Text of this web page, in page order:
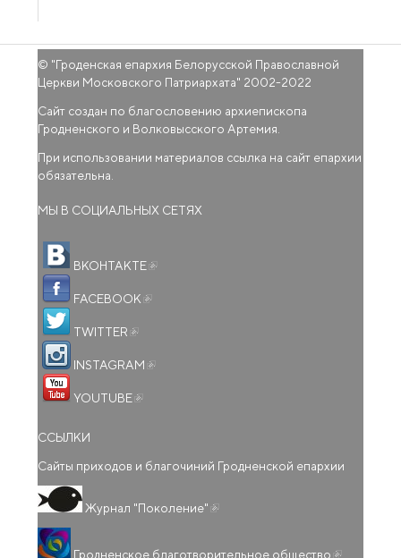
© "Гроденская епархия Белорусской Православной
Церкви Московского Патриархата" 2002-2022
Сайт создан по благословению архиепископа
Гродненского и Волковысского Артемия.
При использовании материалов ссылка на сайт епархии
обязательна.
МЫ В СОЦИАЛЬНЫХ СЕТЯХ
ВКОНТАКТЕ
FACEBOOK
TWITTER
INSTAGRAM
YOUTUBE
ССЫЛКИ
Сайты приходов и благочиний Гродненской епархии
Журнал "Поколение"
Гродненское благотворительное общество ссылка)